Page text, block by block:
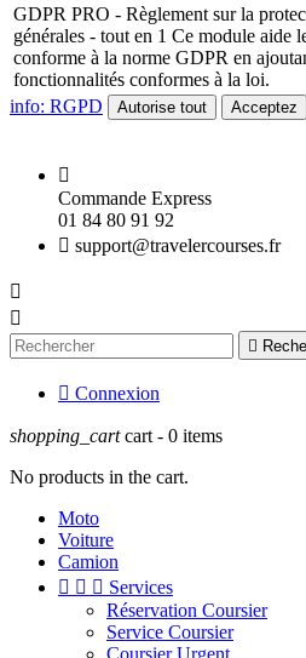
GDPR PRO - Règlement sur la
générales - tout en 1 Ce module aide
conforme à la norme GDPR en
fonctionnalités conformes à la loi.
info: RGPD
Autorise tout Acceptez

Commande Express
01 84 80 91 92
 support@travelercourses.fr



 Connexion
shopping_cart cart - 0 items
No products in the cart.
Moto
Voiture
Camion
   Services
Réservation Coursier
Service Coursier